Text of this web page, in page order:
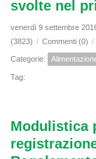
svolte nel
venerdì 9 settembre
(3823) / Commenti (0) /
Categorie:
Tag:
Modulistica